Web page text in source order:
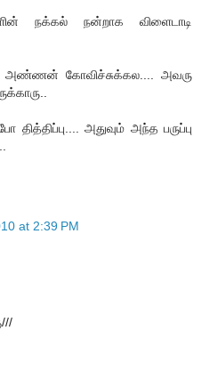
நக்கல் நன்றாக விளைடாடி
அண்ணன் கோவிச்சுக்கல.... அவரு
தித்திப்பு.... அதுவும் அந்த பருப்பு
at 2:39 PM